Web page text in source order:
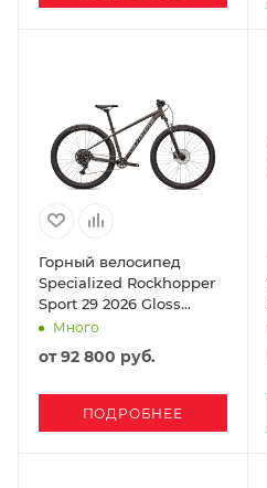
Горный велосипед
Specialized Rockhopper
Sport 29 2026 Gloss
Smoke / Cool Grey
Много
от92 800 руб.
ПОДРОБНЕЕ